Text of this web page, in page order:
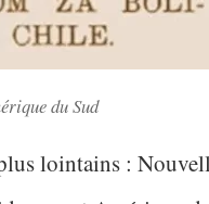
du Sud
lointains :